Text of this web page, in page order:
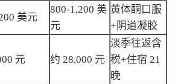
美元
800-1,200 美
元
黄体酮口服
+阴道凝胶
元 约 28,000 元
淡季往返含
税+住宿 21
晚